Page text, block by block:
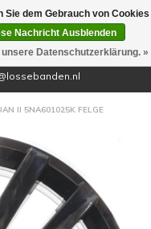
(0)
II 5NA601025K FELGE
Sie dem Gebrauch von Cookies
Nachricht Ausblenden
Datenschutzerklärung. »